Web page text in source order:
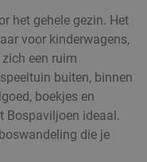
het gehele gezin. Het
voor kinderwagens,
een ruim
buiten, binnen
boekjes en
Bospaviljoen ideaal.
die je